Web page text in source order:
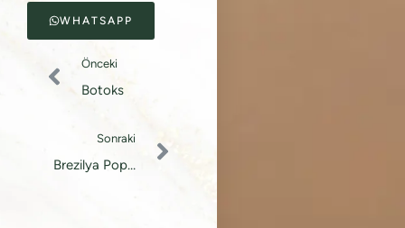
WHATSAPP
Önceki
Botoks
Sonraki
Brezilya Popo